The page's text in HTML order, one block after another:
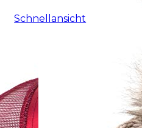
Schnellansicht